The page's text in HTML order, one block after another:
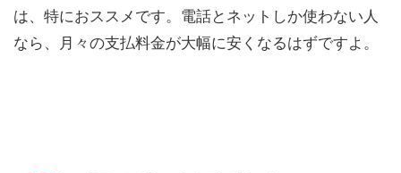
は、特におススメです。電話とネットしか使わない人
なら、月々の支払料金が大幅に安くなるはずですよ。